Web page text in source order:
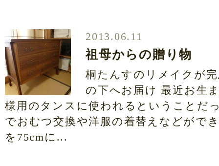
2013.06.11
祖母からの贈り物
桐たんすのリメイクが
の下へお届け 最近お生
様用のタンスに使われるということだ
でおむつ交換や洋服の着替えなどがで
を75cmに...